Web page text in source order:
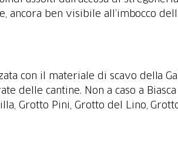
con il materiale di scavo della
delle cantine. Non a caso a
Grotto Pini, Grotto del Lino,